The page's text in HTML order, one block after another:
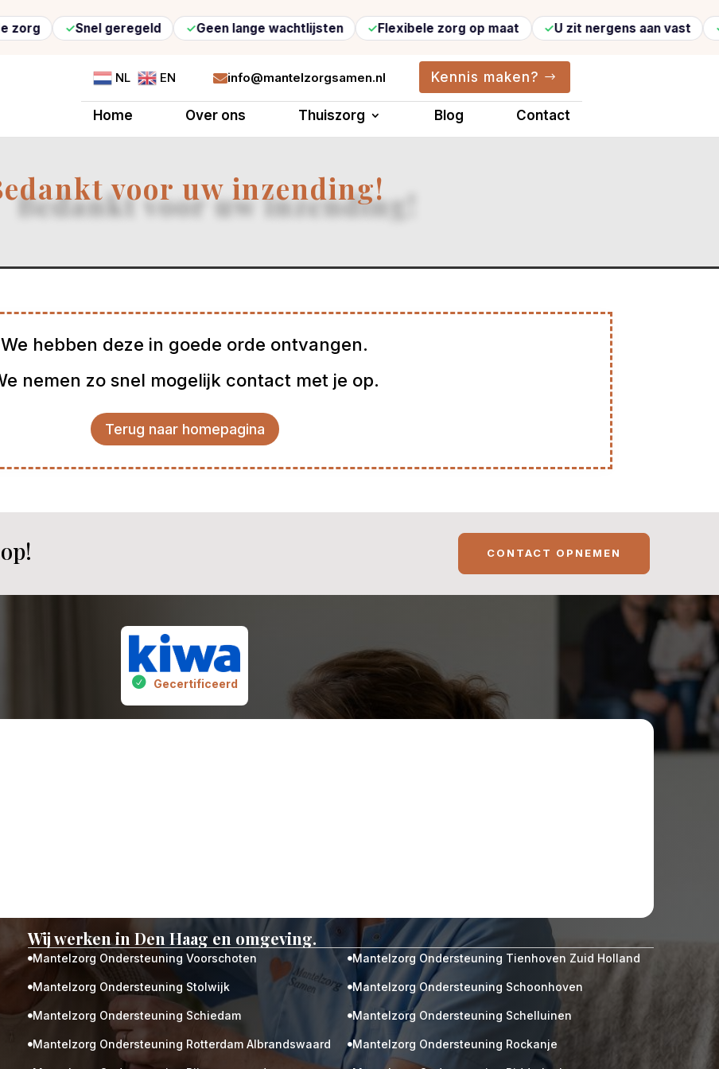
Snel geregeld Geen lange wachtlijsten Flexibele zorg op maat U zit nergens aan vast
NL EN info@mantelzorgsamen.nl Kennis maken?
Home Over ons Thuiszorg Blog Contact
voor uw inzending!
We hebben deze in goede orde ontvangen.
nemen zo snel mogelijk contact met je op.
Terug naar homepagina
CONTACT OPNEMEN
Gecertificeerd
Wij werken in Den Haag en omgeving.
Mantelzorg Ondersteuning Voorschoten Mantelzorg Ondersteuning Tienhoven Zuid Holland
Mantelzorg Ondersteuning Stolwijk Mantelzorg Ondersteuning Schoonhoven
Mantelzorg Ondersteuning Schiedam Mantelzorg Ondersteuning Schelluinen
Mantelzorg Ondersteuning Rotterdam Albrandswaard Mantelzorg Ondersteuning Rockanje